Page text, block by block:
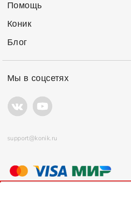
Помощь
Коник
Блог
Мы в соцсетях
support@konik.ru